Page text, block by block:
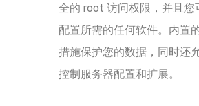
全的 root 访问权限，并且您
配置所需的任何软件。内置
措施保护您的数据，同时还
控制服务器配置和扩展。